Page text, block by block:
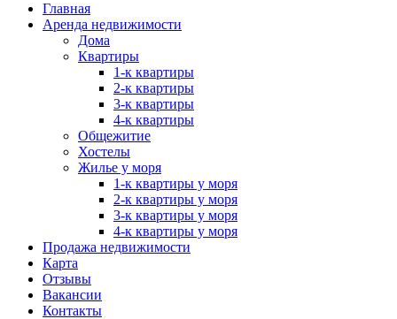
Главная
Аренда недвижимости
Дома
Квартиры
1-к квартиры
2-к квартиры
3-к квартиры
4-к квартиры
Общежитие
Хостелы
Жилье у моря
1-к квартиры у моря
2-к квартиры у моря
3-к квартиры у моря
4-к квартиры у моря
Продажа недвижимости
Карта
Отзывы
Вакансии
Контакты